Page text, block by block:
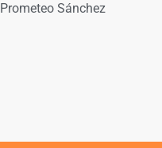
Prometeo Sánchez